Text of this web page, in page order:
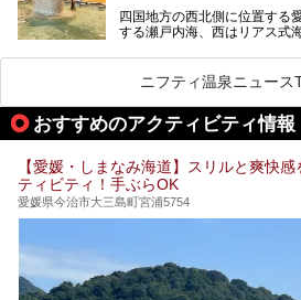
四国地方の西北側に位置する
する瀬戸内海、西はリアス式
な自然と、温暖な気候が魅力
日本最古の温泉といわれる道
ある愛媛県は、スーパー銭湯
方を代表する人気の施設も。
銭湯をピックアップしました。
ニフティ温泉ニュース
おすすめのアクティビティ情報
【愛媛・しまなみ海道】スリルと爽快
ティビティ！手ぶらOK
愛媛県今治市大三島町宮浦5754